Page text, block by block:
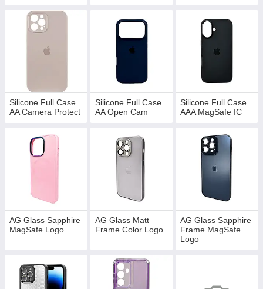
Silicone Full Case
AA Camera Protect
Silicone Full Case
AA Open Cam
Silicone Full Case
AAA MagSafe IC
AG Glass Sapphire
MagSafe Logo
AG Glass Matt
Frame Color Logo
AG Glass Sapphire
Frame MagSafe
Logo